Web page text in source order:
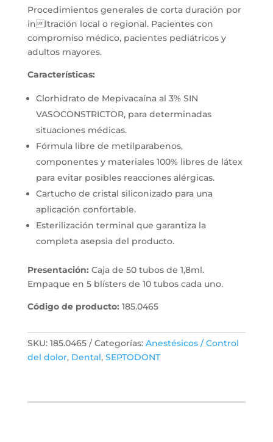
Procedimientos generales de corta duración por
inltración local o regional. Pacientes con
compromiso médico, pacientes pediátricos y
adultos mayores.
Características:
Clorhidrato de Mepivacaína al 3% SIN
VASOCONSTRICTOR, para determinadas
situaciones médicas.
Fórmula libre de metilparabenos,
componentes y materiales 100% libres de látex
para evitar posibles reacciones alérgicas.
Cartucho de cristal siliconizado para una
aplicación confortable.
Esterilización terminal que garantiza la
completa asepsia del producto.
Presentación: Caja de 50 tubos de 1,8ml.
Empaque en 5 blísters de 10 tubos cada uno.
Código de producto: 185.0465
SKU: 185.0465 Categorías: Anestésicos / Control
del dolor, Dental, SEPTODONT